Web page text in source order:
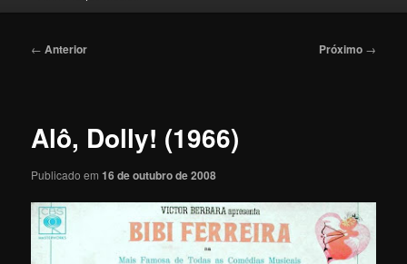
Navegação
← Anterior Próximo →
Alô, Dolly! (1966)
Publicado em16 de outubro de 2008